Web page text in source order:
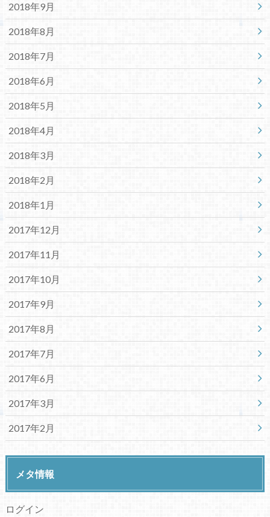
2018年9月
2018年8月
2018年7月
2018年6月
2018年5月
2018年4月
2018年3月
2018年2月
2018年1月
2017年12月
2017年11月
2017年10月
2017年9月
2017年8月
2017年7月
2017年6月
2017年3月
2017年2月
メタ情報
ログイン